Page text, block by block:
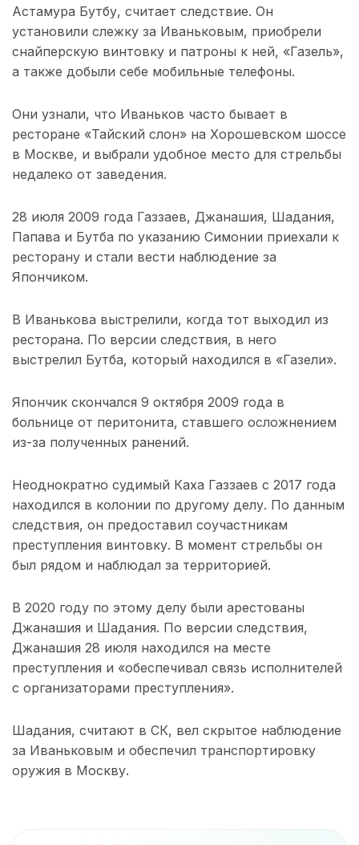
Астамура Бутбу, считает следствие. Он
установили слежку за Иваньковым, приобрели
снайперскую винтовку и патроны к ней, «Газель»,
а также добыли себе мобильные телефоны.
Они узнали, что Иваньков часто бывает в
ресторане «Тайский слон» на Хорошевском шоссе
в Москве, и выбрали удобное место для стрельбы
недалеко от заведения.
28 июля 2009 года Газзаев, Джанашия, Шадания,
Папава и Бутба по указанию Симонии приехали к
ресторану и стали вести наблюдение за
Япончиком.
В Иванькова выстрелили, когда тот выходил из
ресторана. По версии следствия, в него
выстрелил Бутба, который находился в «Газели».
Япончик скончался 9 октября 2009 года в
больнице от перитонита, ставшего осложнением
из-за полученных ранений.
Неоднократно судимый Каха Газзаев с 2017 года
находился в колонии по другому делу. По данным
следствия, он предоставил соучастникам
преступления винтовку. В момент стрельбы он
был рядом и наблюдал за территорией.
В 2020 году по этому делу были арестованы
Джанашия и Шадания. По версии следствия,
Джанашия 28 июля находился на месте
преступления и «обеспечивал связь исполнителей
с организаторами преступления».
Шадания, считают в СК, вел скрытое наблюдение
за Иваньковым и обеспечил транспортировку
оружия в Москву.